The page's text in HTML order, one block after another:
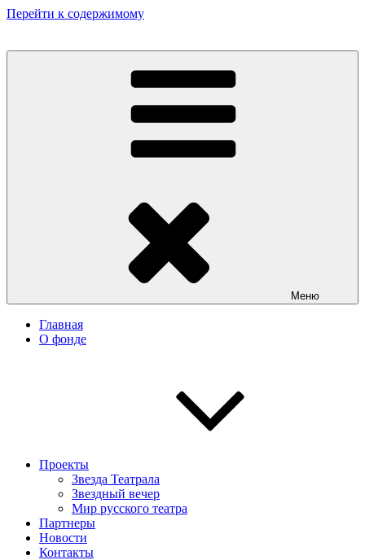
Перейти к содержимому
Некоммерческий фонд культурных и гуманитарных инициатив
Меню
Главная
О фонде
Проекты
Звезда Театрала
Звездный вечер
Мир русского театра
Партнеры
Новости
Контакты